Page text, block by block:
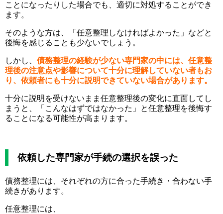
ことになったりした場合でも、適切に対処することができ
ます。
そのような方は、「任意整理しなければよかった」などと
後悔を感じることも少ないでしょう。
しかし、 債務整理の経験が少ない専門家の中には、任意整
理後の注意点や影響について十分に理解していない者もお
り、依頼者にも十分に説明できていない場合があります。
十分に説明を受けないまま任意整理後の変化に直面してし
まうと、「こんなはずではなかった」と任意整理を後悔す
ることになる可能性が高まります。
依頼した専門家が手続の選択を誤った
債務整理には、それぞれの方に合った手続き・合わない手
続きがあります。
任意整理には、